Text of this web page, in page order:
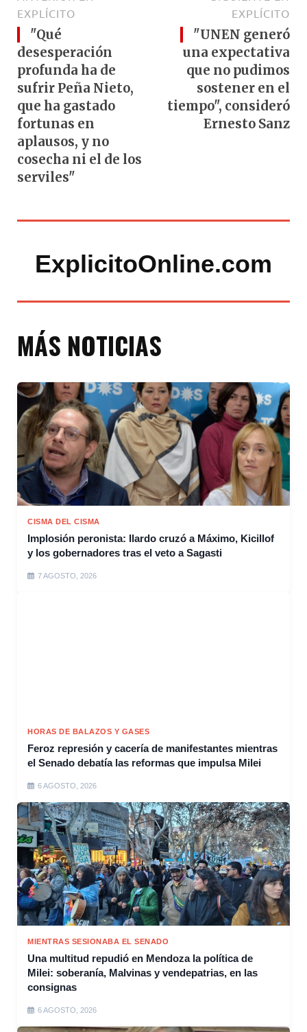
EXPLÍCITO
"Qué
desesperación
profunda ha de
sufrir Peña Nieto,
que ha gastado
fortunas en
aplausos, y no
cosecha ni el de los
serviles"
EXPLÍCITO
"UNEN generó
una expectativa
que no pudimos
sostener en el
tiempo", consideró
Ernesto Sanz
ExplicitoOnline.com
MÁS NOTICIAS
CISMA DEL CISMA
Implosión peronista: Ilardo cruzó a Máximo, Kicillof
y los gobernadores tras el veto a Sagasti
7 AGOSTO, 2026
HORAS DE BALAZOS Y GASES
Feroz represión y cacería de manifestantes mientras
el Senado debatía las reformas que impulsa Milei
6 AGOSTO, 2026
MIENTRAS SESIONABA EL SENADO
Una multitud repudió en Mendoza la política de
Milei: soberanía, Malvinas y vendepatrias, en las
consignas
6 AGOSTO, 2026